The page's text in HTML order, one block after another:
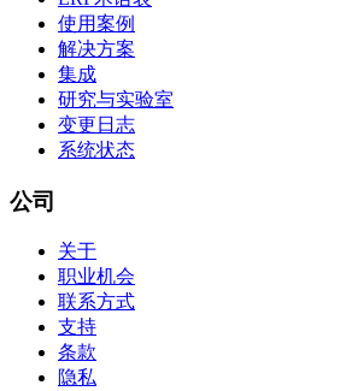
使用案例
解决方案
集成
研究与实验室
变更日志
系统状态
公司
关于
职业机会
联系方式
支持
条款
隐私